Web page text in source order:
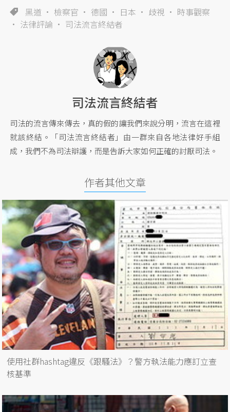
黑道 檢察官 德國 日本 歧視
時事觀察
法律評論
司法流言終結者
司法流言終結者
司法的流言傳來傳去，真的假的讓我們來說分明，流言在這裡
就該終結。「司法流言終結者」由一群來自各地法律好手組
成，我們不為司法辯護，而是告訴大家如何正確的討厭司法。
作者其他文章
使用社群hashtag違反《跟騷法》？警方執法能力應訂立查
核基準